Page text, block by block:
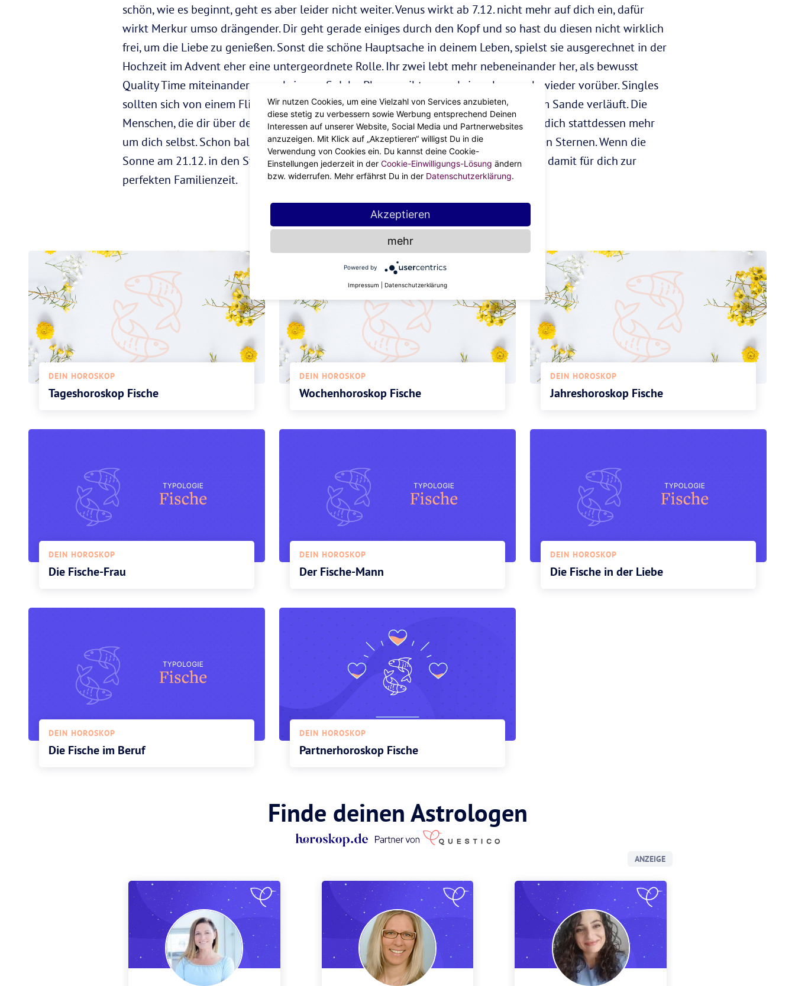
schön, wie es beginnt, geht es aber leider nicht weiter. Venus wirkt ab 7.12. nicht mehr auf dich ein, dafür
wirkt Merkur umso drängender. Dir geht gerade einiges durch den Kopf und so hast du diesen nicht wirklich
frei, um die Liebe zu genießen. Sonst die schöne Hauptsache in deinem Leben, spielst sie ausgerechnet in der
Hochzeit im Advent eher eine untergeordnete Rolle. Ihr zwei lebt mehr nebeneinander her, als bewusst
Quality Time miteinander zu verbringen. Solche Phasen gibt es, und sie gehen auch wieder vorüber. Singles
sollten sich von einem Flirt nicht zu viel versprechen. Gut möglich, dass das Ganze im Sande verläuft. Die
Menschen, die dir über den Weg laufen, reizen dich einfach nicht wirklich. Kümmere dich stattdessen mehr
um dich selbst. Schon bald steht die Liebe wieder unter deutlich verheißungsvolleren Sternen. Wenn die
Sonne am 21.12. in den Steinbock wandert, wird es harmonischer. Weihnachten wird damit für dich zur
perfekten Familienzeit.
DEIN HOROSKOP
Tageshoroskop Fische
DEIN HOROSKOP
Wochenhoroskop Fische
DEIN HOROSKOP
Jahreshoroskop Fische
DEIN HOROSKOP
Die Fische-Frau
DEIN HOROSKOP
Der Fische-Mann
DEIN HOROSKOP
Die Fische in der Liebe
DEIN HOROSKOP
Die Fische im Beruf
DEIN HOROSKOP
Partnerhoroskop Fische
Finde deinen Astrologen
ANZEIGE
Wir nutzen Cookies, um eine Vielzahl von Services anzubieten,
diese stetig zu verbessern sowie Werbung entsprechend Deinen
Interessen auf unserer Website, Social Media und Partnerwebsites
anzuzeigen. Mit Klick auf „Akzeptieren“ willigst Du in die
Verwendung von Cookies ein. Du kannst deine Cookie-
Einstellungen jederzeit in der Cookie-Einwilligungs-Lösung ändern
bzw. widerrufen. Mehr erfährst Du in der Datenschutzerklärung.
Akzeptieren
mehr
Powered by
Impressum Datenschutzerklärung